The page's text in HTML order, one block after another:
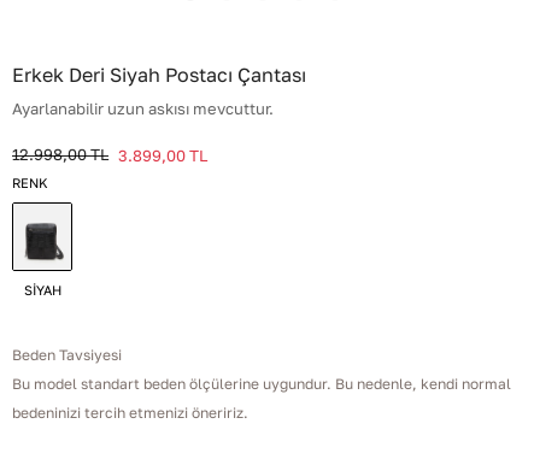
Erkek Deri Siyah Postacı Çantası
Ayarlanabilir uzun askısı mevcuttur.
12.998,00TL 3.899,00TL
RENK
SİYAH
Beden Tavsiyesi
Bu model standart beden ölçülerine uygundur. Bu nedenle, kendi normal
bedeninizi tercih etmenizi öneririz.